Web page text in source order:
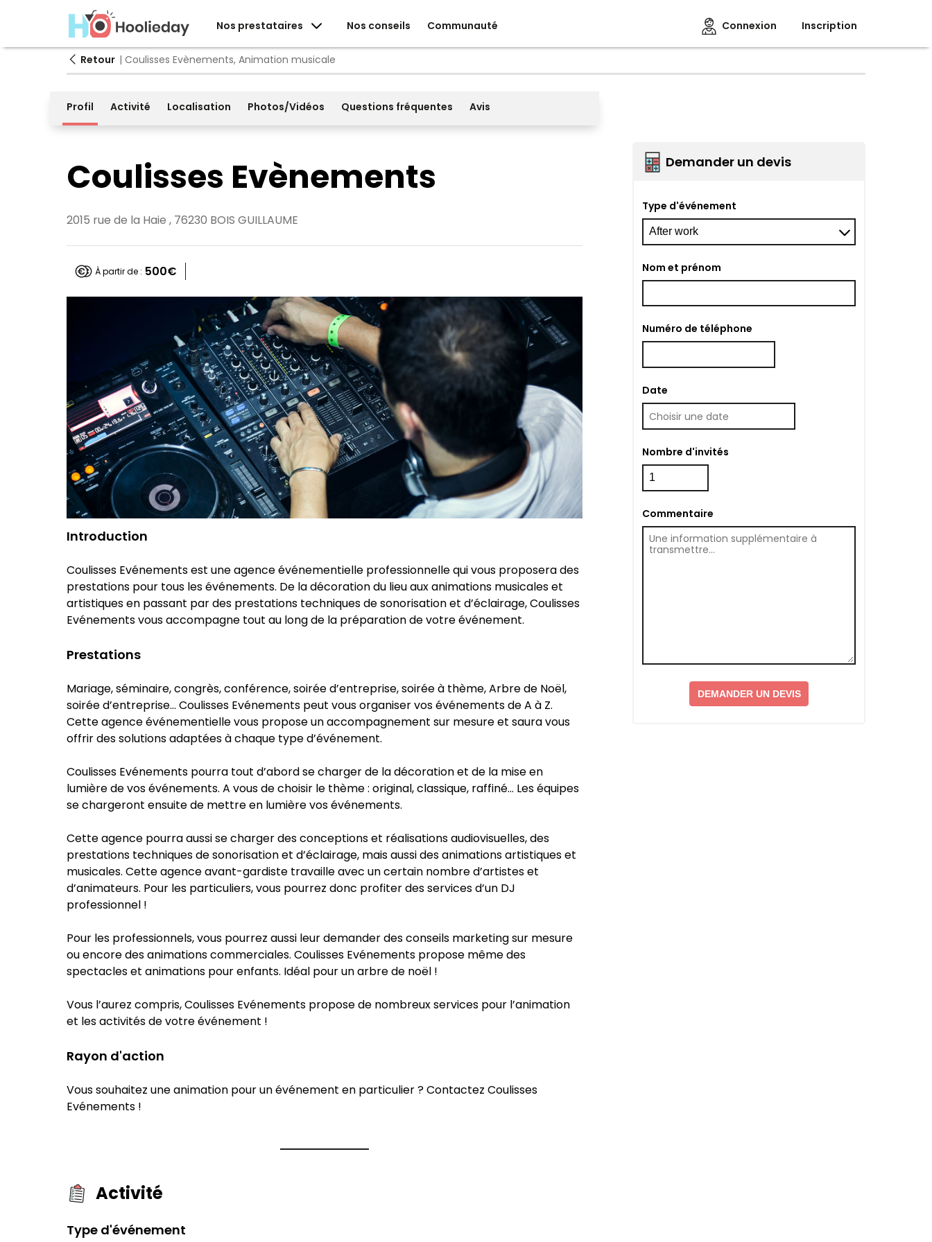
Nos prestataires Nos conseils Communauté Connexion Inscription
Retour | Coulisses Evènements, Animation musicale
Profil Activité Localisation Photos/Vidéos Questions fréquentes Avis
Coulisses Evènements
2015 rue de la Haie , 76230 BOIS GUILLAUME
À partir de : 500€
Introduction
Coulisses Evénements est une agence événementielle professionnelle qui vous proposera des
prestations pour tous les événements. De la décoration du lieu aux animations musicales et
artistiques en passant par des prestations techniques de sonorisation et d’éclairage, Coulisses
Evénements vous accompagne tout au long de la préparation de votre événement.
Prestations
Mariage, séminaire, congrès, conférence, soirée d’entreprise, soirée à thème, Arbre de Noël,
soirée d’entreprise… Coulisses Evénements peut vous organiser vos événements de A à Z.
Cette agence événementielle vous propose un accompagnement sur mesure et saura vous
offrir des solutions adaptées à chaque type d’événement.
Coulisses Evénements pourra tout d’abord se charger de la décoration et de la mise en
lumière de vos événements. A vous de choisir le thème : original, classique, raffiné… Les équipes
se chargeront ensuite de mettre en lumière vos événements.
Cette agence pourra aussi se charger des conceptions et réalisations audiovisuelles, des
prestations techniques de sonorisation et d’éclairage, mais aussi des animations artistiques et
musicales. Cette agence avant-gardiste travaille avec un certain nombre d’artistes et
d’animateurs. Pour les particuliers, vous pourrez donc profiter des services d’un DJ
professionnel !
Pour les professionnels, vous pourrez aussi leur demander des conseils marketing sur mesure
ou encore des animations commerciales. Coulisses Evénements propose même des
spectacles et animations pour enfants. Idéal pour un arbre de noël !
Vous l’aurez compris, Coulisses Evénements propose de nombreux services pour l’animation
et les activités de votre événement !
Rayon d'action
Vous souhaitez une animation pour un événement en particulier ? Contactez Coulisses
Evénements !
Activité
Type d'événement
Demander un devis
Type d'événement
Nom et prénom
Numéro de téléphone
Date
Nombre d'invités
Commentaire
DEMANDER UN DEVIS